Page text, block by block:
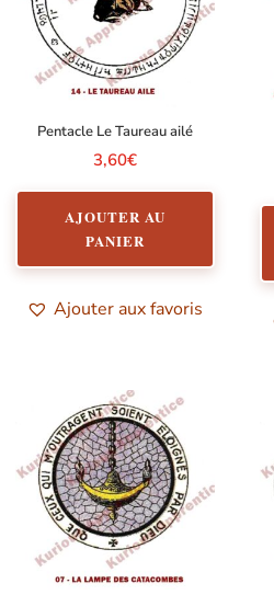
Pentacle Le Taureau ailé
3,60€
AJOUTER AU
PANIER
Ajouter aux favoris